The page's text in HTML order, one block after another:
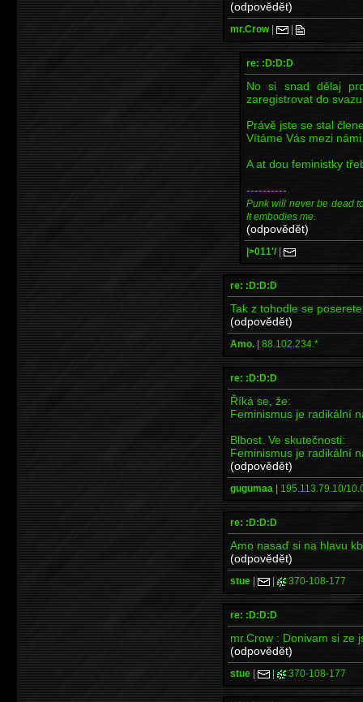
(odpovědět)
mr.Crow| |
re: :D:D:D
No si snad dělaj
zaregistrovat do
Právě jste se stal
Vítáme Vás mezi
A at dou feministky
----------
Punk will never be dead
It embodies me.
(odpovědět)
|>011'/|
re: :D:D:D
Tak z tohodle se
(odpovědět)
Amo. | 88.102.234.*
re: :D:D:D
Říká se, že:
Feminismus je radikální
Blbost. Ve skutečnosti:
Feminismus je radikální
(odpovědět)
gugumaa | 195.113.79.10/
re: :D:D:D
Amo nasaď si na hlavu
(odpovědět)
stue | | 370-108-177
re: :D:D:D
mr.Crow : Donivam si ze
(odpovědět)
stue | | 370-108-177